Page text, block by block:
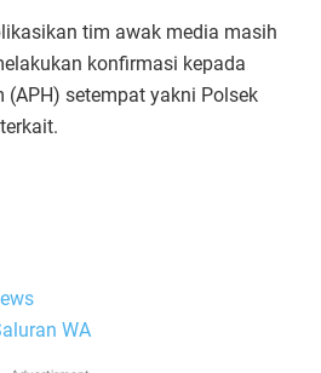
tim awak media masih
konfirmasi kepada
(APH) setempat yakni Polsek
WA